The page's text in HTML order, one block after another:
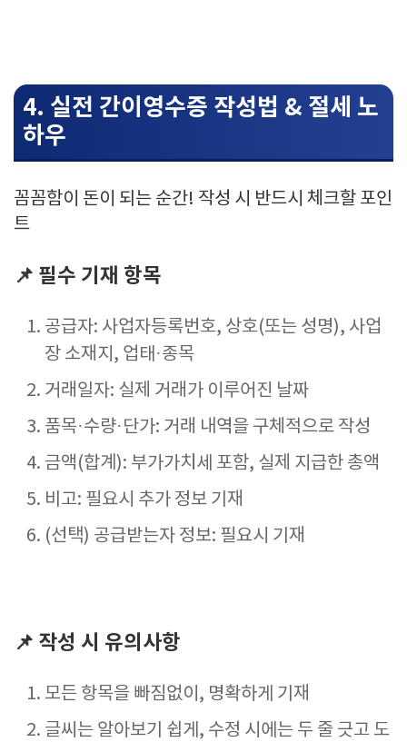
4. 실전 간이영수증 작성법 & 절세 노
하우
꼼꼼함이 돈이 되는 순간! 작성 시 반드시 체크할 포인
트
📌 필수 기재 항목
공급자: 사업자등록번호, 상호(또는 성명), 사업
장 소재지, 업태·종목
거래일자: 실제 거래가 이루어진 날짜
품목·수량·단가: 거래 내역을 구체적으로 작성
금액(합계): 부가가치세 포함, 실제 지급한 총액
비고: 필요시 추가 정보 기재
(선택) 공급받는자 정보: 필요시 기재
📌 작성 시 유의사항
모든 항목을 빠짐없이, 명확하게 기재
글씨는 알아보기 쉽게, 수정 시에는 두 줄 긋고 도